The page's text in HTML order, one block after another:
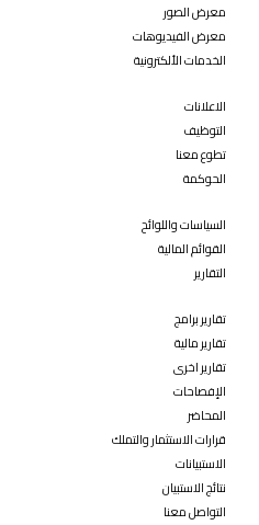
معرض الصور
معرض الفيديوهات
الخدمات الألكترونية
الاعلانات
التوظيف
تطوع معنا
الحوكمة
السياسات واللوائح
القوائم المالية
التقارير
تقارير برامج
تقارير مالية
تقارير اخرى
الإفصاحات
المحاضر
قرارات الاستثمار والتملك
الاستبيانات
نتائج الاستبيان
التواصل معنا